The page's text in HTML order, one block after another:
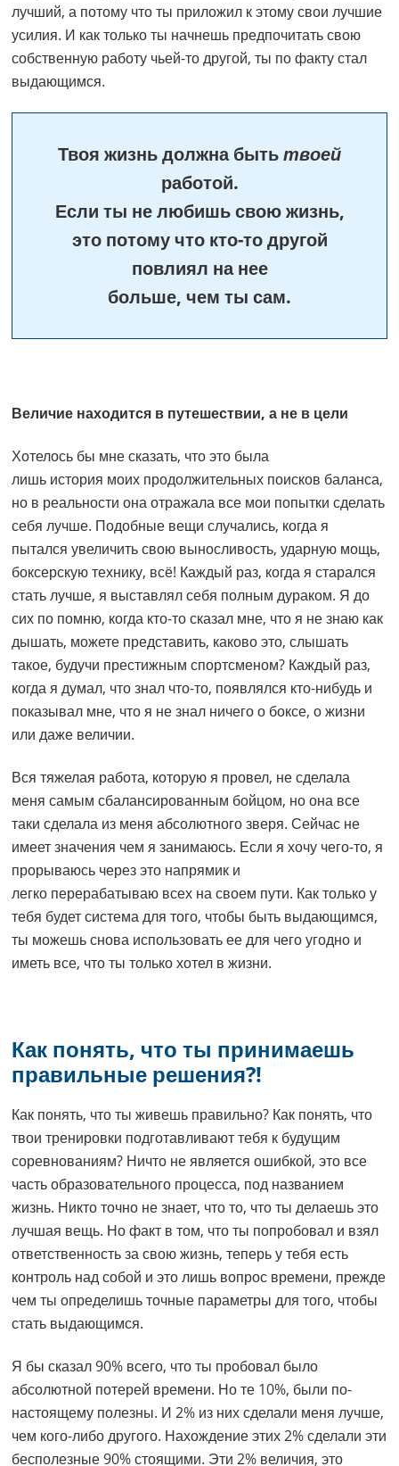
лучший, а потому что ты приложил к этому свои лучшие
усилия. И как только ты начнешь предпочитать свою
собственную работу чьей-то другой, ты по факту стал
выдающимся.
Твоя жизнь должна бытьтвоей
работой.
Если ты не любишь свою жизнь,
это потому что кто-то другой
повлиял на нее
больше, чем ты сам.
Величие находится в путешествии, а не в цели
Хотелось бы мне сказать, что это была
лишь история моих продолжительных поисков баланса,
но в реальности она отражала все мои попытки сделать
себя лучше. Подобные вещи случались, когда я
пытался увеличить свою выносливость, ударную мощь,
боксерскую технику, всё! Каждый раз, когда я старался
стать лучше, я выставлял себя полным дураком. Я до
сих по помню, когда кто-то сказал мне, что я не знаю как
дышать, можете представить, каково это, слышать
такое, будучи престижным спортсменом? Каждый раз,
когда я думал, что знал что-то, появлялся кто-нибудь и
показывал мне, что я не знал ничего о боксе, о жизни
или даже величии.
Вся тяжелая работа, которую я провел, не сделала
меня самым сбалансированным бойцом, но она все
таки сделала из меня абсолютного зверя. Сейчас не
имеет значения чем я занимаюсь. Если я хочу чего-то, я
прорываюсь через это напрямик и
легко перерабатываю всех на своем пути. Как только у
тебя будет система для того, чтобы быть выдающимся,
ты можешь снова использовать ее для чего угодно и
иметь все, что ты только хотел в жизни.
Как понять, что ты принимаешь
правильные решения?!
Как понять, что ты живешь правильно? Как понять, что
твои тренировки подготавливают тебя к будущим
соревнованиям? Ничто не является ошибкой, это все
часть образовательного процесса, под названием
жизнь. Никто точно не знает, что то, что ты делаешь это
лучшая вещь. Но факт в том, что ты попробовал и взял
ответственность за свою жизнь, теперь у тебя есть
контроль над собой и это лишь вопрос времени, прежде
чем ты определишь точные параметры для того, чтобы
стать выдающимся.
Я бы сказал 90% всего, что ты пробовал было
абсолютной потерей времени. Но те 10%, были по-
настоящему полезны. И 2% из них сделали меня лучше,
чем кого-либо другого. Нахождение этих 2% сделали эти
бесполезные 90% стоящими. Эти 2% величия, это